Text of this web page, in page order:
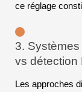
ce réglage
3.
vs détection
Les approches